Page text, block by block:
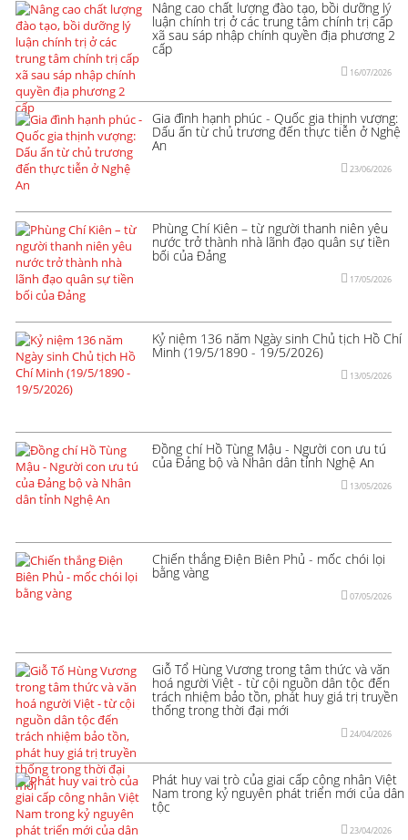
Nâng cao chất lượng đào tạo, bồi dưỡng lý
luận chính trị ở các trung tâm chính trị cấp
xã sau sáp nhập chính quyền địa phương 2
cấp
16/07/2026
Gia đình hạnh phúc - Quốc gia thịnh vượng:
Dấu ấn từ chủ trương đến thực tiễn ở Nghệ
An
23/06/2026
Phùng Chí Kiên – từ người thanh niên yêu
nước trở thành nhà lãnh đạo quân sự tiền
bối của Đảng
17/05/2026
Kỷ niệm 136 năm Ngày sinh Chủ tịch Hồ Chí
Minh (19/5/1890 - 19/5/2026)
13/05/2026
Đồng chí Hồ Tùng Mậu - Người con ưu tú
của Đảng bộ và Nhân dân tỉnh Nghệ An
13/05/2026
Chiến thắng Điện Biên Phủ - mốc chói lọi
bằng vàng
07/05/2026
Giỗ Tổ Hùng Vương trong tâm thức và văn
hoá người Việt - từ cội nguồn dân tộc đến
trách nhiệm bảo tồn, phát huy giá trị truyền
thống trong thời đại mới
24/04/2026
Phát huy vai trò của giai cấp công nhân Việt
Nam trong kỷ nguyên phát triển mới của dân
tộc
23/04/2026